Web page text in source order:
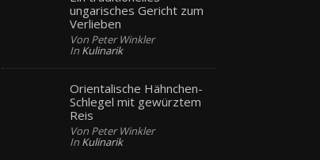
ungarisches Gericht zum
Verlieben
Von Peter Winkler
In Kulinarik
Orientalische Hähnchen-
Schlegel mit gewürztem
Reis
Von Peter Winkler
In Kulinarik